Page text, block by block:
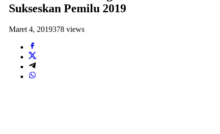
Sukseskan Pemilu 2019
Maret 4, 2019378 views